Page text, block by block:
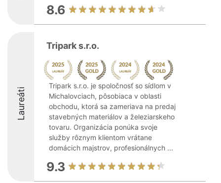
8.6
Laureáti
Tripark s.r.o.
Tripark s.r.o. je spoločnosť so sídlom v
Michalovciach, pôsobiaca v oblasti
obchodu, ktorá sa zameriava na predaj
stavebných materiálov a železiarskeho
tovaru. Organizácia ponúka svoje
služby rôznym klientom vrátane
domácich majstrov, profesionálnych ...
9.3